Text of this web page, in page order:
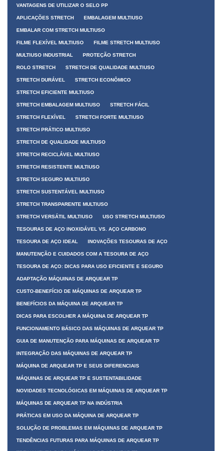
VANTAGENS DE UTILIZAR O SELO PP
APLICAÇÕES STRETCH EMBALAGEM MULTIUSO
EMBALAR COM STRETCH MULTIUSO
FILME FLEXÍVEL MULTIUSO FILME STRETCH MULTIUSO
MULTIUSO INDUSTRIAL PROTEÇÃO STRETCH
ROLO STRETCH STRETCH DE QUALIDADE MULTIUSO
STRETCH DURÁVEL STRETCH ECONÔMICO
STRETCH EFICIENTE MULTIUSO
STRETCH EMBALAGEM MULTIUSO STRETCH FÁCIL
STRETCH FLEXÍVEL STRETCH FORTE MULTIUSO
STRETCH PRÁTICO MULTIUSO
STRETCH DE QUALIDADE MULTIUSO
STRETCH RECICLÁVEL MULTIUSO
STRETCH RESISTENTE MULTIUSO
STRETCH SEGURO MULTIUSO
STRETCH SUSTENTÁVEL MULTIUSO
STRETCH TRANSPARENTE MULTIUSO
STRETCH VERSÁTIL MULTIUSO USO STRETCH MULTIUSO
TESOURAS DE AÇO INOXIDÁVEL VS. AÇO CARBONO
TESOURA DE AÇO IDEAL INOVAÇÕES TESOURAS DE AÇO
MANUTENÇÃO E CUIDADOS COM A TESOURA DE AÇO
TESOURA DE AÇO: DICAS PARA USO EFICIENTE E SEGURO
ADAPTAÇÃO MÁQUINAS DE ARQUEAR TP
CUSTO-BENEFÍCIO DE MÁQUINAS DE ARQUEAR TP
BENEFÍCIOS DA MÁQUINA DE ARQUEAR TP
DICAS PARA ESCOLHER A MÁQUINA DE ARQUEAR TP
FUNCIONAMENTO BÁSICO DAS MÁQUINAS DE ARQUEAR TP
GUIA DE MANUTENÇÃO PARA MÁQUINAS DE ARQUEAR TP
INTEGRAÇÃO DAS MÁQUINAS DE ARQUEAR TP
MÁQUINA DE ARQUEAR TP E SEUS DIFERENCIAIS
MÁQUINAS DE ARQUEAR TP E SUSTENTABILIDADE
NOVIDADES TECNOLÓGICAS EM MÁQUINAS DE ARQUEAR TP
MÁQUINAS DE ARQUEAR TP NA INDÚSTRIA
PRÁTICAS EM USO DA MÁQUINA DE ARQUEAR TP
SOLUÇÃO DE PROBLEMAS EM MÁQUINAS DE ARQUEAR TP
TENDÊNCIAS FUTURAS PARA MÁQUINAS DE ARQUEAR TP